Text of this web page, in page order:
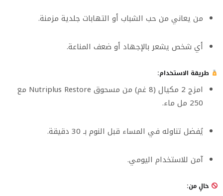
من يعاني من حب الشباب أو التهابات جلدية مزمنة.
أي شخص يشعر بالإجهاد أو ضعف المناعة.
طريقة الاستخدام:
امزج 2 مكيال (8 غم) من مسحوق Nutriplus Restore مع
250 مل ماء.
يُفضل تناوله في المساء قبل النوم بـ 30 دقيقة.
آمن للاستخدام اليومي.
خالٍ من: